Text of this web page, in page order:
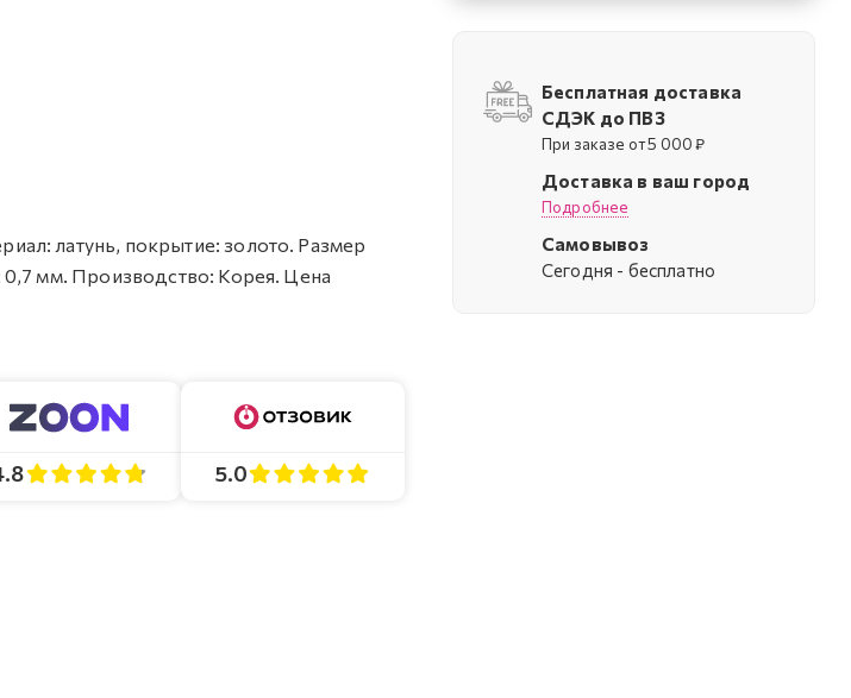
латунь, покрытие: золото. Размер
мм. Производство: Корея. Цена
5.0
Бесплатная доставка
СДЭК до ПВЗ
При заказе от 5 000 ₽
Доставка в ваш город
Подробнее
Самовывоз
Cегодня - бесплатно